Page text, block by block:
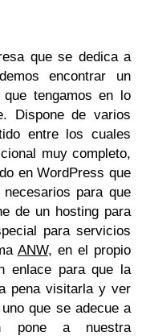
que se dedica a
encontrar un
tengamos en lo
Dispone de varios
entre los cuales
muy completo,
en WordPress que
para que
de un hosting para
para servicios
ANW, en el propio
enlace para que la
pena visitarla y ver
que se adecue a
pone a nuestra